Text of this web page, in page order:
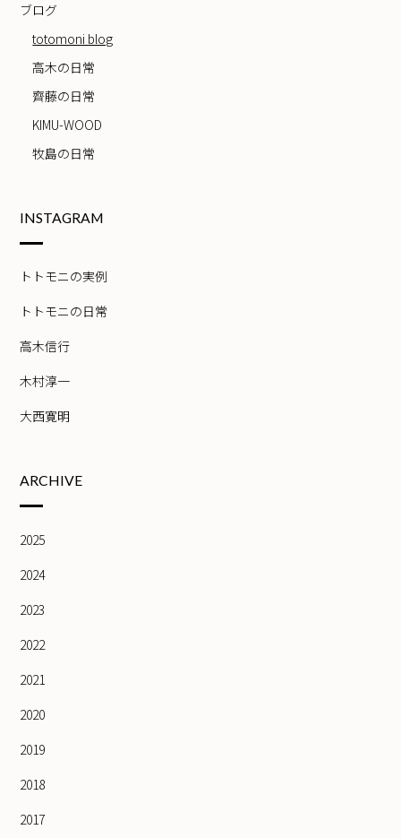
ブログ
totomoni blog
高木の日常
齊藤の日常
KIMU-WOOD
牧島の日常
INSTAGRAM
トトモニの実例
トトモニの日常
高木信行
木村淳一
大西寛明
ARCHIVE
2025
2024
2023
2022
2021
2020
2019
2018
2017